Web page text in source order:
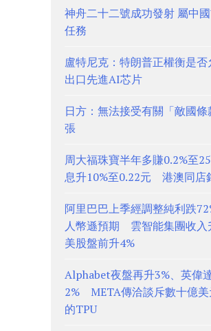
神舟二十二號成功發射 屬中
任務
盧特尼克：特朗普正權衡是
出口先進AI芯片
日方：無法接受有關「敵國
張
周大福珠寶半年多賺0.2%至
息升10%至0.22元 港澳同店
阿里巴巴上季經調整純利跌
人幣遜預期 雲智能集團收
美股盤前升4%
Alphabet夜盤再升3%、英偉
2% META傳洽談斥數十億美
的TPU